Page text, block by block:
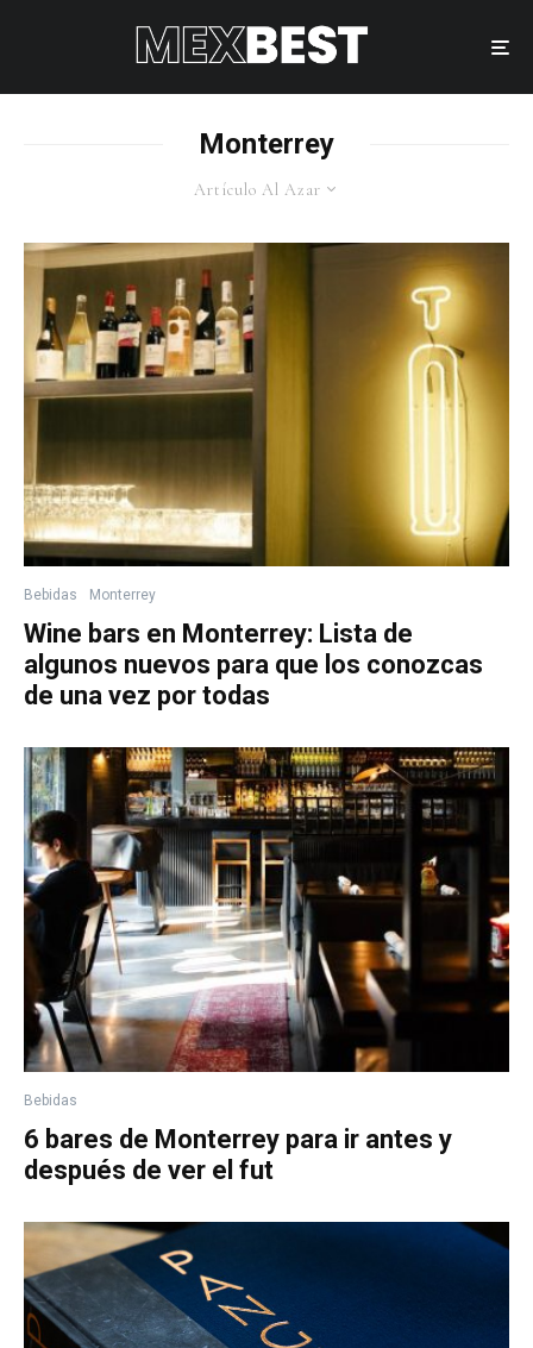
Monterrey
Artículo Al Azar
Bebidas Monterrey
Wine bars en Monterrey: Lista de
algunos nuevos para que los conozcas
de una vez por todas
Bebidas
6 bares de Monterrey para ir antes y
después de ver el fut